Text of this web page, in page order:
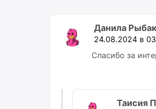
Данила
24.08.2024 в
Спасибо за
Таисия